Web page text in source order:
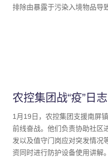
排除由暴露于污染入境物品导
新冠肺炎的个例发生。因此
行，珠海农控集团运营珠海
农控集团战“疫”日
1月19日，农控集团支援南屏
前线奋战。他们负责协助社区
发以及值守门岗应对突发情况
资同时进行防护设备使用讲解